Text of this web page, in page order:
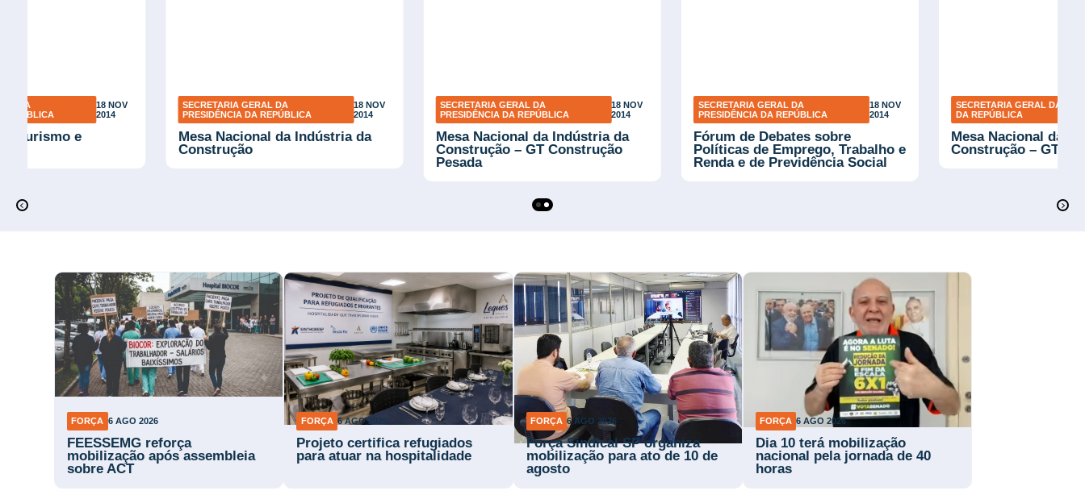
SECRETARIA GERAL DA
DA REPÚBLICA
Mesa Nacional da
Construção – GT
DA
REPÚBLICA
18 NOV
2014
Turismo e
SECRETARIA GERAL DA
PRESIDÊNCIA DA REPÚBLICA
18 NOV
2014
Mesa Nacional da Indústria da
Construção
SECRETARIA GERAL DA
PRESIDÊNCIA DA REPÚBLICA
18 NOV
2014
Mesa Nacional da Indústria da
Construção – GT Construção
Pesada
SECRETARIA GERAL DA
PRESIDÊNCIA DA REPÚBLICA
18 NOV
2014
Fórum de Debates sobre
Políticas de Emprego, Trabalho e
Renda e de Previdência Social
FORÇA 6 AGO 2026
FEESSEMG reforça
mobilização após assembleia
sobre ACT
FORÇA 6 AGO 2026
Projeto certifica refugiados
para atuar na hospitalidade
FORÇA 6 AGO 2026
Força Sindical SP organiza
mobilização para ato de 10 de
agosto
FORÇA 6 AGO 2026
Dia 10 terá mobilização
nacional pela jornada de 40
horas